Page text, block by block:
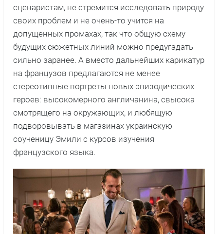
сценаристам, не стремится исследовать природу
своих проблем и не очень-то учится на
допущенных промахах, так что общую схему
будущих сюжетных линий можно предугадать
сильно заранее. А вместо дальнейших карикатур
на французов предлагаются не менее
стереотипные портреты новых эпизодических
героев: высокомерного англичанина, свысока
смотрящего на окружающих, и любящую
подворовывать в магазинах украинскую
соученицу Эмили с курсов изучения
французского языка.